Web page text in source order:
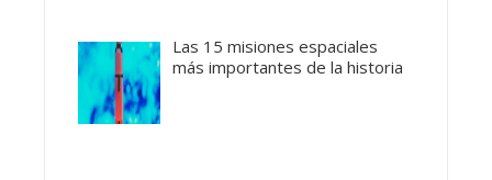
Las 15 misiones espaciales
más importantes de la historia